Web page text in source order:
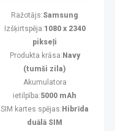
Ražotājs:Samsung
Izšķirtspēja:1080 x 2340
pikseļi
Produkta krāsa: Navy
(tumši zila)
Akumulatora
ietilpība:5000 mAh
SIM kartes spējas: Hibrīda
duālā SIM